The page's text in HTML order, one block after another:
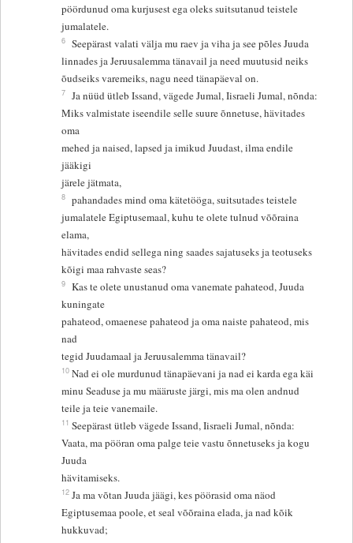
pöördunud oma kurjusest ega oleks suitsutanud teistele
jumalatele.
6 Seepärast valati välja mu raev ja viha ja see põles Juuda
linnades ja Jeruusalemma tänavail ja need muutusid neiks
õudseiks varemeiks, nagu need tänapäeval on.
7 Ja nüüd ütleb Issand, vägede Jumal, Iisraeli Jumal, nõnda:
Miks valmistate iseendile selle suure õnnetuse, hävitades
oma
mehed ja naised, lapsed ja imikud Juudast, ilma endile
jääkigi
järele jätmata,
8 pahandades mind oma kätetööga, suitsutades teistele
jumalatele Egiptusemaal, kuhu te olete tulnud võõraina
elama,
hävitades endid sellega ning saades sajatuseks ja teotuseks
kõigi maa rahvaste seas?
9 Kas te olete unustanud oma vanemate pahateod, Juuda
kuningate
pahateod, omaenese pahateod ja oma naiste pahateod, mis
nad
tegid Juudamaal ja Jeruusalemma tänavail?
10 Nad ei ole murdunud tänapäevani ja nad ei karda ega käi
minu Seaduse ja mu määruste järgi, mis ma olen andnud
teile ja teie vanemaile.
11 Seepärast ütleb vägede Issand, Iisraeli Jumal, nõnda:
Vaata, ma pööran oma palge teie vastu õnnetuseks ja kogu
Juuda
hävitamiseks.
12 Ja ma võtan Juuda jäägi, kes pöörasid oma näod
Egiptusemaa poole, et seal võõraina elada, ja nad kõik
hukkuvad;